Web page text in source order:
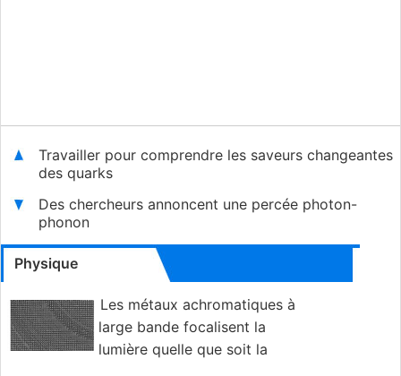
Travailler pour comprendre les saveurs changeantes
des quarks
Des chercheurs annoncent une percée photon-
phonon
Physique
Les métaux achromatiques à
large bande focalisent la
lumière quelle que soit la